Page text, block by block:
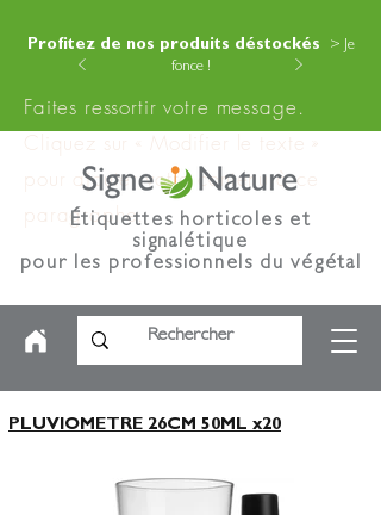
Profitez de nos produits déstockés
> Je
fonce !
Faites ressortir votre message.
Cliquez sur « Modifier le texte »
pour ajouter votre contenu à ce
paragraphe.
Étiquettes horticoles et
signalétique
pour les professionnels du végétal
PLUVIOMETRE 26CM 50ML x20